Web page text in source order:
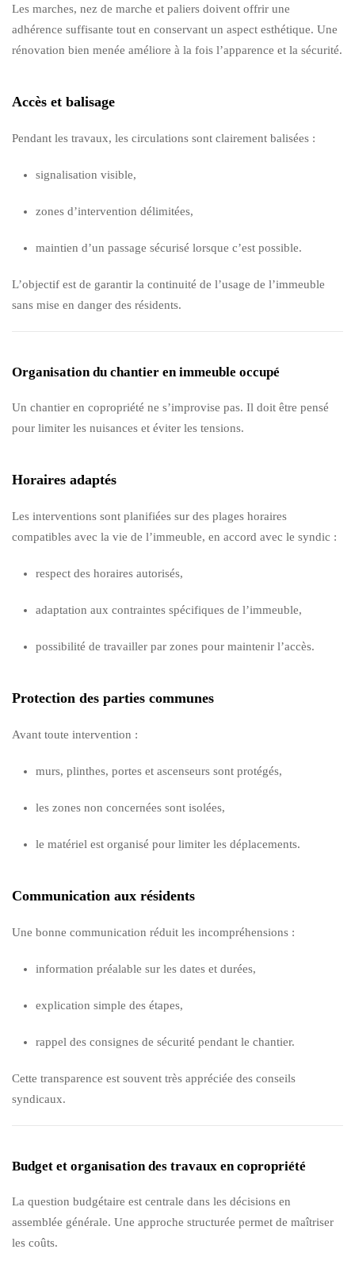
Les marches, nez de marche et paliers doivent offrir une
adhérence suffisante tout en conservant un aspect esthétique. Une
rénovation bien menée améliore à la fois l’apparence et la sécurité.
Accès et balisage
Pendant les travaux, les circulations sont clairement balisées :
signalisation visible,
zones d’intervention délimitées,
maintien d’un passage sécurisé lorsque c’est possible.
L’objectif est de garantir la continuité de l’usage de l’immeuble
sans mise en danger des résidents.
Organisation du chantier en immeuble occupé
Un chantier en copropriété ne s’improvise pas. Il doit être pensé
pour limiter les nuisances et éviter les tensions.
Horaires adaptés
Les interventions sont planifiées sur des plages horaires
compatibles avec la vie de l’immeuble, en accord avec le syndic :
respect des horaires autorisés,
adaptation aux contraintes spécifiques de l’immeuble,
possibilité de travailler par zones pour maintenir l’accès.
Protection des parties communes
Avant toute intervention :
murs, plinthes, portes et ascenseurs sont protégés,
les zones non concernées sont isolées,
le matériel est organisé pour limiter les déplacements.
Communication aux résidents
Une bonne communication réduit les incompréhensions :
information préalable sur les dates et durées,
explication simple des étapes,
rappel des consignes de sécurité pendant le chantier.
Cette transparence est souvent très appréciée des conseils
syndicaux.
Budget et organisation des travaux en copropriété
La question budgétaire est centrale dans les décisions en
assemblée générale. Une approche structurée permet de maîtriser
les coûts.